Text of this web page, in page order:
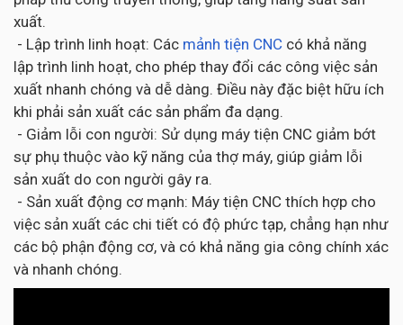
xuất.
- Lập trình linh hoạt: Các mảnh tiện CNC có khả năng
lập trình linh hoạt, cho phép thay đổi các công việc sản
xuất nhanh chóng và dễ dàng. Điều này đặc biệt hữu ích
khi phải sản xuất các sản phẩm đa dạng.
- Giảm lỗi con người: Sử dụng máy tiện CNC giảm bớt
sự phụ thuộc vào kỹ năng của thợ máy, giúp giảm lỗi
sản xuất do con người gây ra.
- Sản xuất động cơ mạnh: Máy tiện CNC thích hợp cho
việc sản xuất các chi tiết có độ phức tạp, chẳng hạn như
các bộ phận động cơ, và có khả năng gia công chính xác
và nhanh chóng.